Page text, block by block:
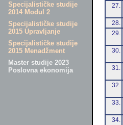
Specijalističke studije
2014 Modul 2
Specijalističke studije
2015 Upravljanje
Specijalističke studije
2015 Menadžment
Master studije 2023
Poslovna ekonomija
27.
28.
29.
30.
31.
32.
33.
34.